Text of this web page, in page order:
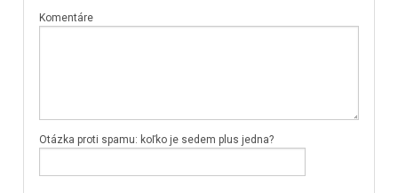
Komentáre
Otázka proti spamu: koľko je sedem plus jedna?